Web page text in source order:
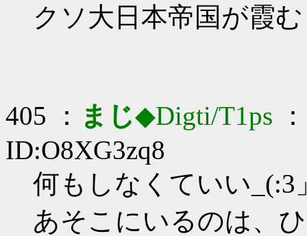
クソ大日本帝国が霞む
405 ： まじ◆Digti/T1ps
ID:O8XG3zq8
何もしなくていい_(:3
あそこにいるのは、